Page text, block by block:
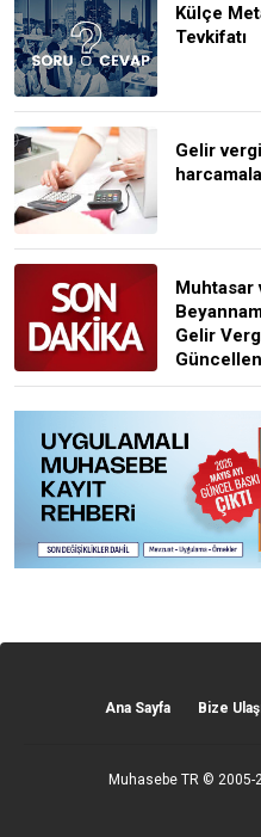
Külçe
Tevkifatı
Gelir
Muhtasar
Gelir
Ana Sayfa Bize
Muhasebe TR © 2005-